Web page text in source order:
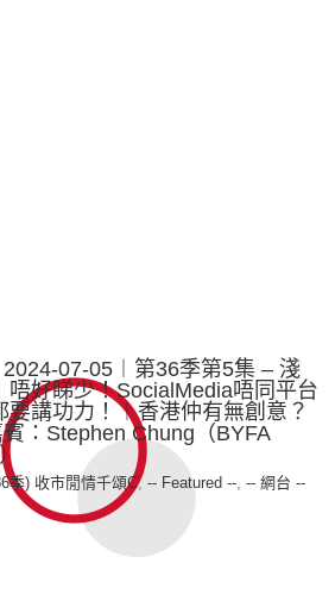
2024-07-05︱第36季第5集 – 淺
唔好睇少！SocialMedia唔同平台
講功力！︱香港仲有無創意？
賓：Stephen Chung（BYFA
季) 收市閒情千頌C, -- Featured --, -- 網台 --